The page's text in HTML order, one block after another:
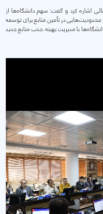
اشاره کرد و گفت: سهم دانشگاه‌ها از
در تأمین منابع برای توسعه
با مدیریت بهینه، جذب منابع جدید